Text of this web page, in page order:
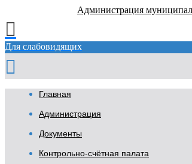
Администрация
Для слабовидящих
Главная
Администрация
Документы
Контрольно-счётная палата